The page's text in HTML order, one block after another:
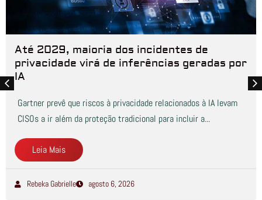
Até 2029, maioria dos incidentes de
privacidade virá de inferências geradas por
IA
Gartner prevê que riscos à privacidade relacionados à IA levam
CISOs a ir além da proteção tradicional para incluir a...
Leia Mais
Rebeka Gabrielle agosto 6, 2026